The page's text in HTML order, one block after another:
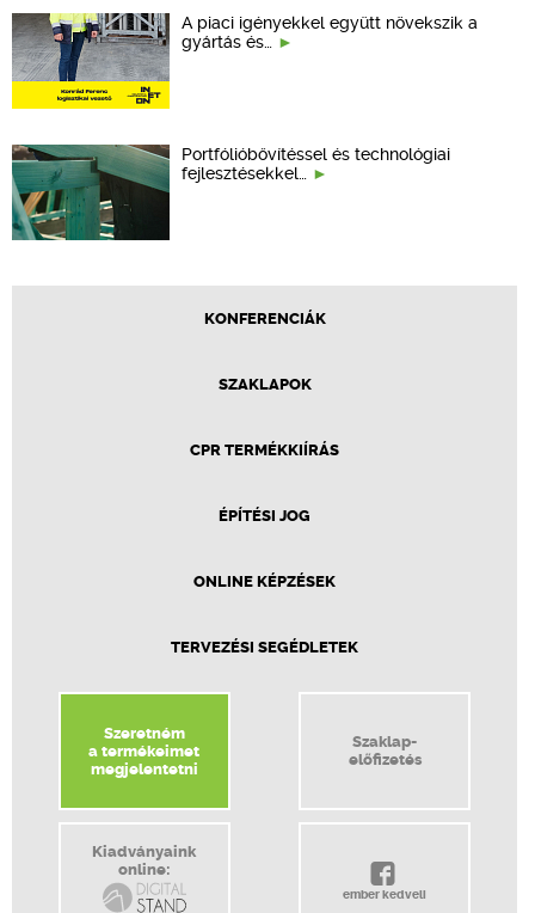
A piaci igényekkel együtt növekszik a
gyártás és…
Portfólióbővítéssel és technológiai
fejlesztésekkel…
KONFERENCIÁK
SZAKLAPOK
CPR TERMÉKKIÍRÁS
ÉPÍTÉSI JOG
ONLINE KÉPZÉSEK
TERVEZÉSI SEGÉDLETEK
Szeretném
a termékeimet
megjelentetni
Szaklap-
előfizetés
Kiadványaink
online:
ember kedveli